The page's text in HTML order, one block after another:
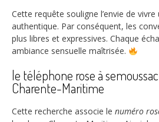
Cette requête souligne l’envie de vivre
authentique. Par conséquent, les
plus libres et expressives. Chaque
ambiance sensuelle maîtrisée.
le téléphone rose à
Charente-Maritime
Cette recherche associe le numéro